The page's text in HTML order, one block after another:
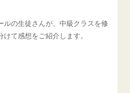
ルの生徒さんが、中級クラスを修
て感想をご紹介します。